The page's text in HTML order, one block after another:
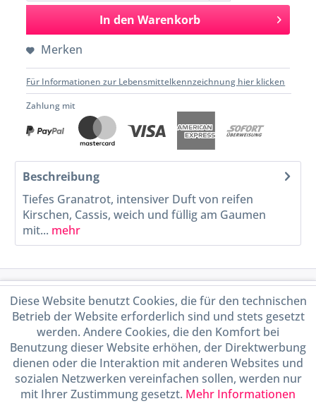
In den Warenkorb
Merken
Für Informationen zur Lebensmittelkennzeichnung hier klicken
Zahlung mit
Beschreibung
Tiefes Granatrot, intensiver Duft von reifen
Kirschen, Cassis, weich und füllig am Gaumen
mit... mehr
Service Hotline
Shop Service
Informationen
Handel mit BIO-Weinen
Diese Website benutzt Cookies, die für den technischen
Betrieb der Website erforderlich sind und stets gesetzt
werden. Andere Cookies, die den Komfort bei
Benutzung dieser Website erhöhen, der Direktwerbung
dienen oder die Interaktion mit anderen Websites und
sozialen Netzwerken vereinfachen sollen, werden nur
mit Ihrer Zustimmung gesetzt. Mehr Informationen